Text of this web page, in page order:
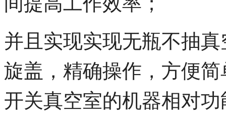
并且实现实现无瓶不抽
旋盖，精确操作，方便
开关真空室的机器相对